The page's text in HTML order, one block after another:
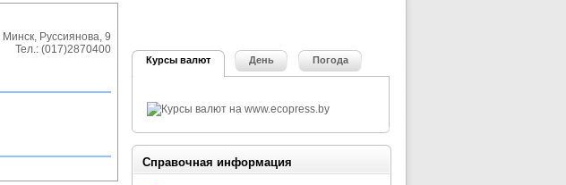
Минск, Руссиянова, 9
Тел.: (017)2870400
Курсы валют День Погода
Справочная информация